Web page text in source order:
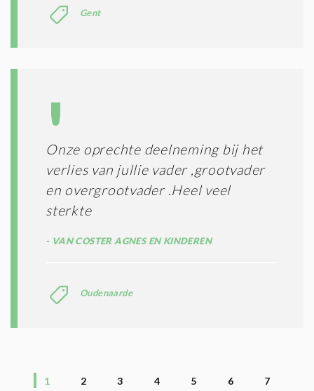
Gent
Onze oprechte deelneming bij het
verlies van jullie vader ,grootvader
en overgrootvader .Heel veel
sterkte
VAN COSTER AGNES EN KINDEREN
Oudenaarde
1 2 3 4 5 6
7